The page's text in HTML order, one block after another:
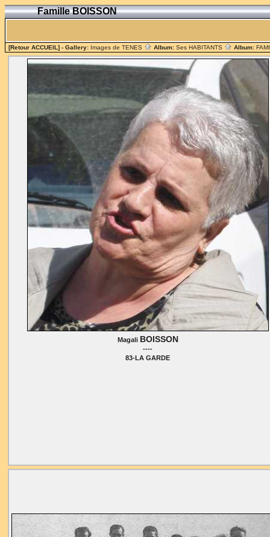
Famille BOISSON
[Retour ACCUEIL] - Gallery: Images de TENES Album: Ses HABITANTS Album:
Magali BOISSON
----
83-LA GARDE